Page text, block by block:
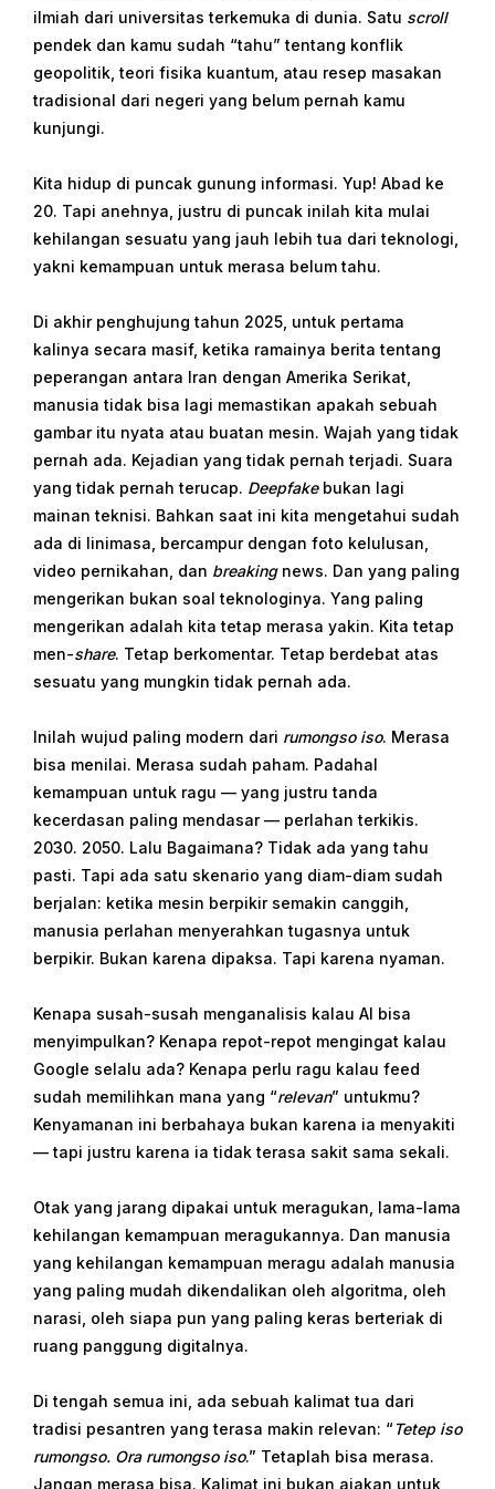
ilmiah dari universitas terkemuka di dunia. Satu scroll
pendek dan kamu sudah “tahu” tentang konflik
geopolitik, teori fisika kuantum, atau resep masakan
tradisional dari negeri yang belum pernah kamu
kunjungi.
Kita hidup di puncak gunung informasi. Yup! Abad ke
20. Tapi anehnya, justru di puncak inilah kita mulai
kehilangan sesuatu yang jauh lebih tua dari teknologi,
yakni kemampuan untuk merasa belum tahu.
Di akhir penghujung tahun 2025, untuk pertama
kalinya secara masif, ketika ramainya berita tentang
peperangan antara Iran dengan Amerika Serikat,
manusia tidak bisa lagi memastikan apakah sebuah
gambar itu nyata atau buatan mesin. Wajah yang tidak
pernah ada. Kejadian yang tidak pernah terjadi. Suara
yang tidak pernah terucap. Deepfakebukan lagi
mainan teknisi. Bahkan saat ini kita mengetahui sudah
ada di linimasa, bercampur dengan foto kelulusan,
video pernikahan, dan breakingnews. Dan yang paling
mengerikan bukan soal teknologinya. Yang paling
mengerikan adalah kita tetap merasa yakin. Kita tetap
men-share. Tetap berkomentar. Tetap berdebat atas
sesuatu yang mungkin tidak pernah ada.
Inilah wujud paling modern dari rumongso iso. Merasa
bisa menilai. Merasa sudah paham. Padahal
kemampuan untuk ragu — yang justru tanda
kecerdasan paling mendasar — perlahan terkikis.
2030. 2050. Lalu Bagaimana? Tidak ada yang tahu
pasti. Tapi ada satu skenario yang diam-diam sudah
berjalan: ketika mesin berpikir semakin canggih,
manusia perlahan menyerahkan tugasnya untuk
berpikir. Bukan karena dipaksa. Tapi karena nyaman.
Kenapa susah-susah menganalisis kalau AI bisa
menyimpulkan? Kenapa repot-repot mengingat kalau
Google selalu ada? Kenapa perlu ragu kalau feed
sudah memilihkan mana yang “relevan” untukmu?
Kenyamanan ini berbahaya bukan karena ia menyakiti
— tapi justru karena ia tidak terasa sakit sama sekali.
Otak yang jarang dipakai untuk meragukan, lama-lama
kehilangan kemampuan meragukannya. Dan manusia
yang kehilangan kemampuan meragu adalah manusia
yang paling mudah dikendalikan oleh algoritma, oleh
narasi, oleh siapa pun yang paling keras berteriak di
ruang panggung digitalnya.
Di tengah semua ini, ada sebuah kalimat tua dari
tradisi pesantren yang terasa makin relevan: “ Tetep iso
rumongso. Ora rumongso iso.” Tetaplah bisa merasa.
Jangan merasa bisa. Kalimat ini bukan ajakan untuk